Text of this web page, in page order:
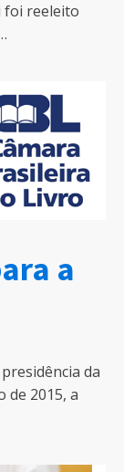
foi reeleito
a
da
de 2015, a